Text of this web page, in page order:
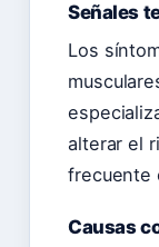
Señales
Los
alterar el
frecuente
Causas